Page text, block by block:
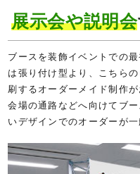
展示会や説明会
ブースを装飾イベントでの
は張り付け型より、こちら
刷するオーダーメイド制作が
会場の通路などへ向けてブ
いデザインでのオーダーが一